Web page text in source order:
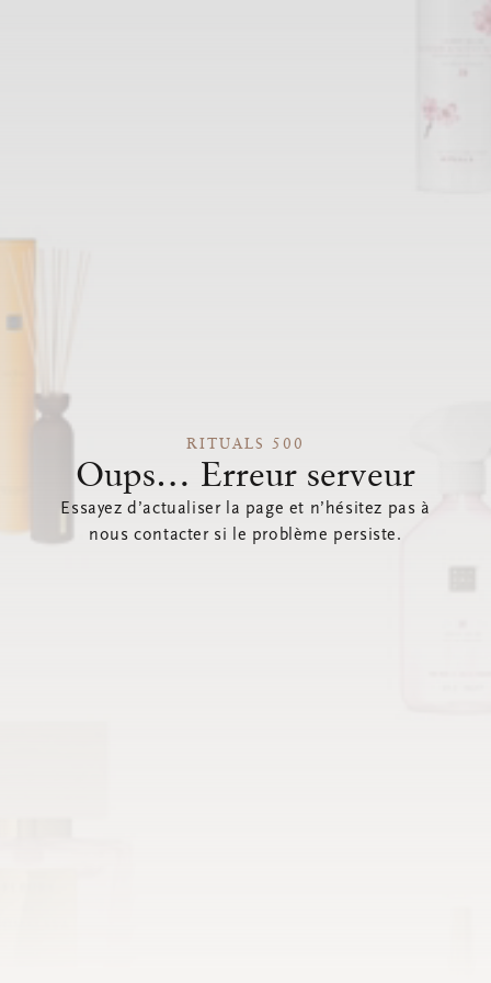
RITUALS 500
Oups… Erreur serveur
Essayez d’actualiser la page et n’hésitez pas à
nous contacter si le problème persiste.